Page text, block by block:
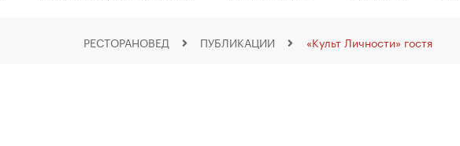
РЕСТОРАНОВЕД ПУБЛИКАЦИИ «Культ Личности» гостя